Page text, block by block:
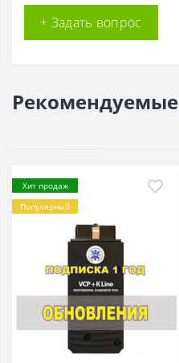
+ Задать вопрос
Рекомендуемые
Хит продаж
Популярный